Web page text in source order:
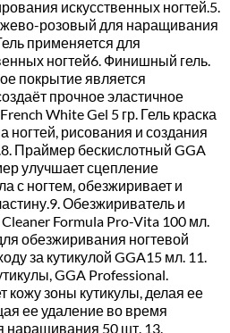
искусственных ногтей.5.
розовый для наращивания
применяется для
ногтей6. Финишный гель.
покрытие является
прочное эластичное
White Gel 5 гр. Гель краска
ногтей, рисования и создания
Праймер бескислотный GGA
улучшает сцепление
с ногтем, обезжиривает и
Обезжириватель и
Formula Pro-Vita 100 мл.
обезжиривания ногтевой
за кутикулой GGA15 мл. 11.
GGA Professional.
кожу зоны кутикулы, делая ее
ее удаление во время
50 шт. 13.